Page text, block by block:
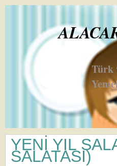
Türk
YENİ YIL
SALATASI)